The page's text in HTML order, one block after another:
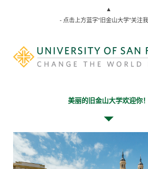
▲
- 点击上方蓝字“旧金山大学”关注
美丽的旧金山大学欢迎你！